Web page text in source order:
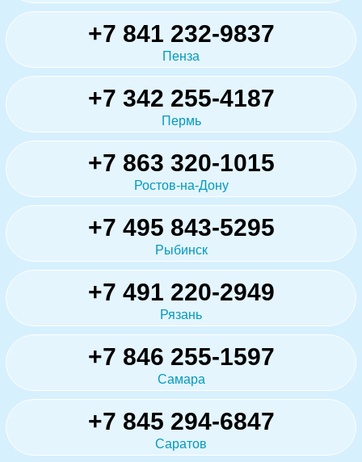
+7 841 232-9837
Пенза
+7 342 255-4187
Пермь
+7 863 320-1015
Ростов-на-Дону
+7 495 843-5295
Рыбинск
+7 491 220-2949
Рязань
+7 846 255-1597
Самара
+7 845 294-6847
Саратов